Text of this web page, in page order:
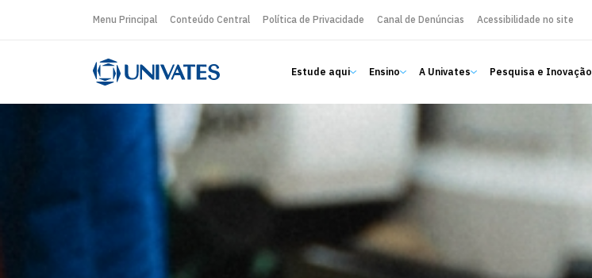
Menu Principal Conteúdo Central Política de Privacidade Canal de Denúncias Acessibilidade no site
Estude aqui Ensino A Univates Pesquisa e Inovação